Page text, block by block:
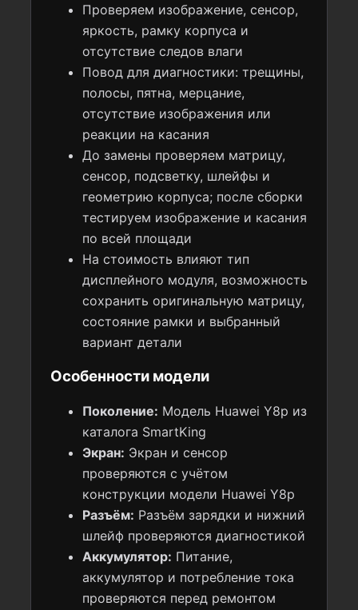
Проверяем изображение, сенсор,
яркость, рамку корпуса и
отсутствие следов влаги
Повод для диагностики: трещины,
полосы, пятна, мерцание,
отсутствие изображения или
реакции на касания
До замены проверяем матрицу,
сенсор, подсветку, шлейфы и
геометрию корпуса; после сборки
тестируем изображение и касания
по всей площади
На стоимость влияют тип
дисплейного модуля, возможность
сохранить оригинальную матрицу,
состояние рамки и выбранный
вариант детали
Особенности модели
Поколение: Модель Huawei Y8p из
каталога SmartKing
Экран: Экран и сенсор
проверяются с учётом
конструкции модели Huawei Y8p
Разъём: Разъём зарядки и нижний
шлейф проверяются диагностикой
Аккумулятор: Питание,
аккумулятор и потребление тока
проверяются перед ремонтом